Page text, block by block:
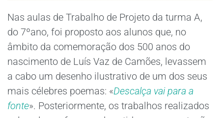
Nas aulas de Trabalho de Projeto da turma A,
do 7ºano, foi proposto aos alunos que, no
âmbito da comemoração dos 500 anos do
nascimento de Luís Vaz de Camões, levassem
a cabo um desenho ilustrativo de um dos seus
mais célebres poemas: «Descalça vai para a
fonte». Posteriormente, os trabalhos realizados